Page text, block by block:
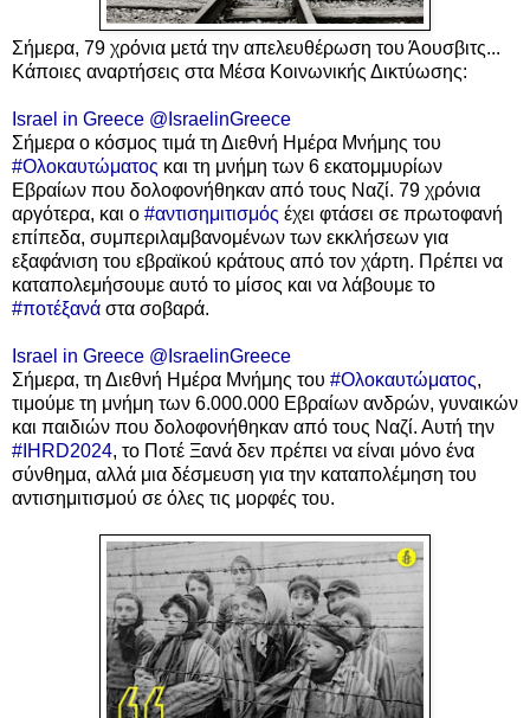
Σήμερα, 79 χρόνια μετά την απελευθέρωση του Άουσβιτς...
Κάποιες αναρτήσεις στα Μέσα Κοινωνικής Δικτύωσης:
Israel in Greece @IsraelinGreece
Σήμερα ο κόσμος τιμά τη Διεθνή Ημέρα Μνήμης του
#Ολοκαυτώματος και τη μνήμη των 6 εκατομμυρίων
Εβραίων που δολοφονήθηκαν από τους Ναζί. 79 χρόνια
αργότερα, και ο #αντισημιτισμός έχει φτάσει σε πρωτοφανή
επίπεδα, συμπεριλαμβανομένων των εκκλήσεων για
εξαφάνιση του εβραϊκού κράτους από τον χάρτη. Πρέπει να
καταπολεμήσουμε αυτό το μίσος και να λάβουμε το
#ποτέξανά στα σοβαρά.
Israel in Greece @IsraelinGreece
Σήμερα, τη Διεθνή Ημέρα Μνήμης του #Ολοκαυτώματος,
τιμούμε τη μνήμη των 6.000.000 Εβραίων ανδρών, γυναικών
και παιδιών που δολοφονήθηκαν από τους Ναζί. Αυτή την
#IHRD2024, το Ποτέ Ξανά δεν πρέπει να είναι μόνο ένα
σύνθημα, αλλά μια δέσμευση για την καταπολέμηση του
αντισημιτισμού σε όλες τις μορφές του.